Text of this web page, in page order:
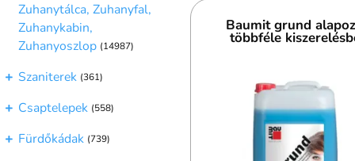
Zuhanytálca, Zuhanyfal,
Zuhanykabin,
Zuhanyoszlop (14987)
Szaniterek (361)
Csaptelepek (558)
Fürdőkádak (739)
érdekében, és innovatív
A megfelelő szerszámok
egyéb eszközök is
Böngészd webshopunkat,
Baumit grund
többféle